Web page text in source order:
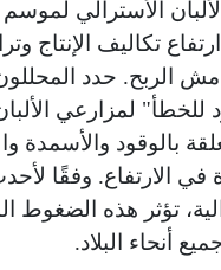
تكاليف الإنتاج
الربح. حدد
لمزارعي
بالوقود والأسمدة
في الارتفاع. وفقًا
تؤثر هذه الضغوط
أنحاء البلاد.